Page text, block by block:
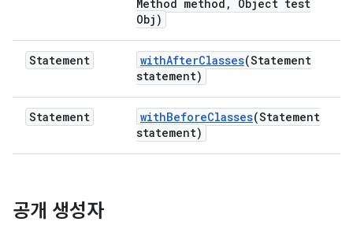
Method method ,
Object test
Obj)
Statement withAfterClasses(Statement
statement)
Statement withBeforeClasses(Statement
statement)
공개 생성자